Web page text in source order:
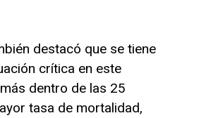
destacó que se tiene
crítica en este
dentro de las 25
tasa de mortalidad,